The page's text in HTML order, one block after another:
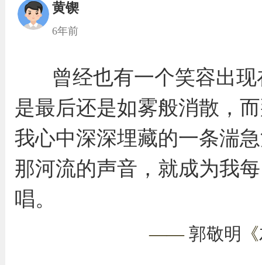
黄锲
6年前
曾经也有一个笑容出
是最后还是如雾般消散，
我心中深深埋藏的一条湍
那河流的声音，就成为我
唱。
—— 郭敬明 《